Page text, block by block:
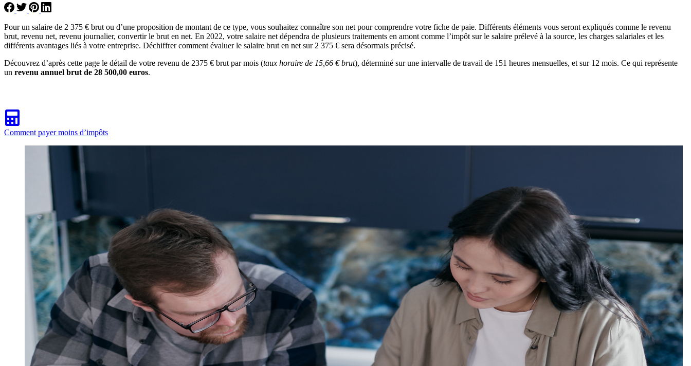
Pour un salaire de 2 375 € brut ou d’une proposition de montant de ce type, vous souhaitez connaître son net pour comprendre votre fiche de paie. Différents éléments vous seront expliqués comme le revenu
brut, revenu net, revenu journalier, convertir le brut en net. En 2022, votre salaire net dépendra de plusieurs traitements en amont comme l’impôt sur le salaire prélevé à la source, les charges salariales et les
différents avantages liés à votre entreprise. Déchiffrer comment évaluer le salaire brut en net sur 2 375 € sera désormais précisé.
Découvrez d’après cette page le détail de votre revenu de 2375 € brut par mois (taux horaire de 15,66 € brut), déterminé sur une intervalle de travail de 151 heures mensuelles, et sur 12 mois. Ce qui représente
un revenu annuel brut de 28 500,00 euros.
Comment payer moins d’impôts